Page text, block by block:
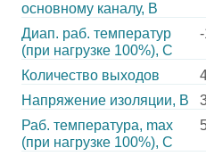
основному каналу, В
Диап. раб. температур
(при нагрузке 100%), C
Количество выходов
Напряжение изоляции, В
Раб. температура, max
(при нагрузке 100%), C